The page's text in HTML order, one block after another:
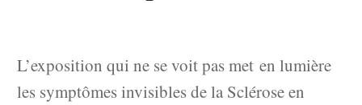
L’exposition qui ne se voit pas met en lumière
les symptômes invisibles de la Sclérose en